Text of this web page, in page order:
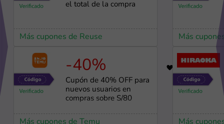
el total de la compra
Más cupones de Reuse
-40%
Cupón de 40% OFF para
nuevos usuarios en
compras sobre S/80
Más cupones de Temu
Más
Más